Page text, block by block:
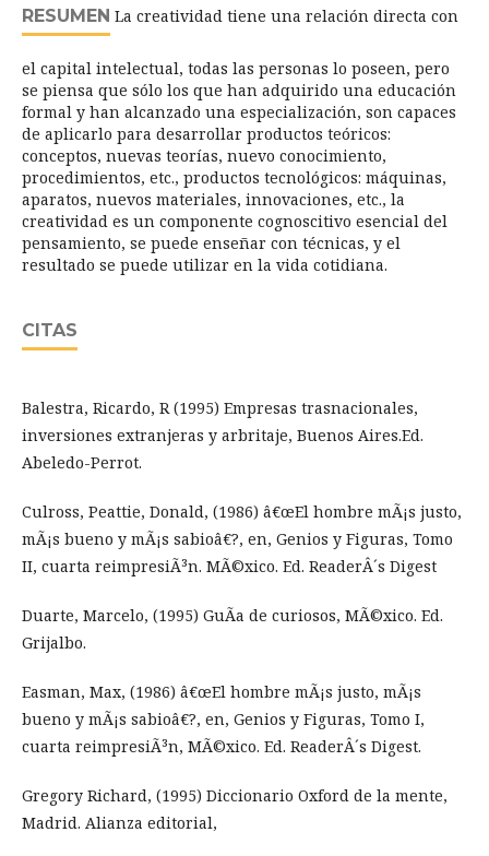
RESUMEN La creatividad tiene una relación directa con
el capital intelectual, todas las personas lo poseen, pero
se piensa que sólo los que han adquirido una educación
formal y han alcanzado una especialización, son capaces
de aplicarlo para desarrollar productos teóricos:
conceptos, nuevas teorías, nuevo conocimiento,
procedimientos, etc., productos tecnológicos: máquinas,
aparatos, nuevos materiales, innovaciones, etc., la
creatividad es un componente cognoscitivo esencial del
pensamiento, se puede enseñar con técnicas, y el
resultado se puede utilizar en la vida cotidiana.
CITAS
Balestra, Ricardo, R (1995) Empresas trasnacionales,
inversiones extranjeras y arbritaje, Buenos Aires.Ed.
Abeledo-Perrot.
Culross, Peattie, Donald, (1986) â€œEl hombre mÃ¡s justo,
mÃ¡s bueno y mÃ¡s sabioâ€?, en, Genios y Figuras, Tomo
II, cuarta reimpresiÃ³n. MÃ©xico. Ed. ReaderÂ´s Digest
Duarte, Marcelo, (1995) GuÃ­a de curiosos, MÃ©xico. Ed.
Grijalbo.
Easman, Max, (1986) â€œEl hombre mÃ¡s justo, mÃ¡s
bueno y mÃ¡s sabioâ€?, en, Genios y Figuras, Tomo I,
cuarta reimpresiÃ³n, MÃ©xico. Ed. ReaderÂ´s Digest.
Gregory Richard, (1995) Diccionario Oxford de la mente,
Madrid. Alianza editorial,